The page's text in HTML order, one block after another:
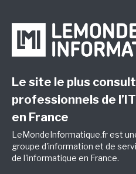
Le site le plus
professionnels de
en France
LeMondeInformatique.fr est
groupe d'information et de
de l'informatique en France.